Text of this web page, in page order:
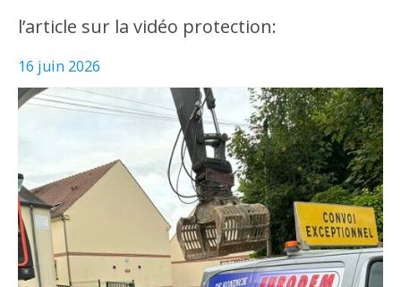
l’article sur la vidéo protection:
16 juin 2026